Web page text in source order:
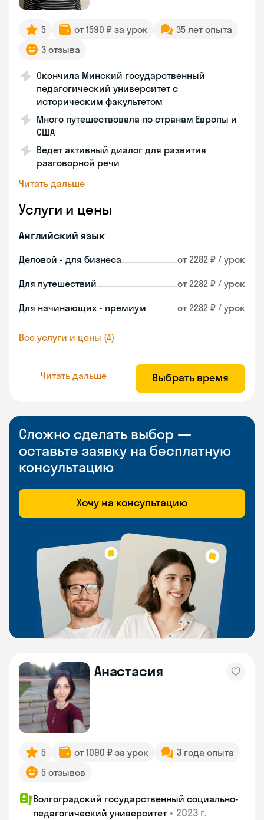
5 от 1590 ₽ за урок
35 лет опыта
3 отзыва
Окончила Минский государственный
педагогический университет с
историческим факультетом
Много путешествовала по странам Европы и
США
Ведет активный диалог для развития
разговорной речи
Читать дальше
Услуги и цены
Английский язык
Деловой - для бизнеса от 2282 ₽ / урок
Для путешествий от 2282 ₽ / урок
Для начинающих - премиум от 2282 ₽ / урок
Все услуги и цены (4)
Читать дальше Выбрать время
Сложно сделать выбор —
оставьте заявку на бесплатную
консультацию
Хочу на консультацию
Анастасия
5 от 1090 ₽ за урок
3 года опыта
5 отзывов
Волгоградский государственный социально-
педагогический университет • 2023 г.